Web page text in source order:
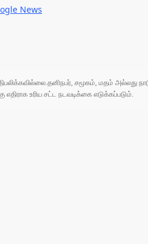
News
சமூகம், மதம் அல்லது
உரிய சட்ட நடவடிக்கை எடுக்கப்படும்.